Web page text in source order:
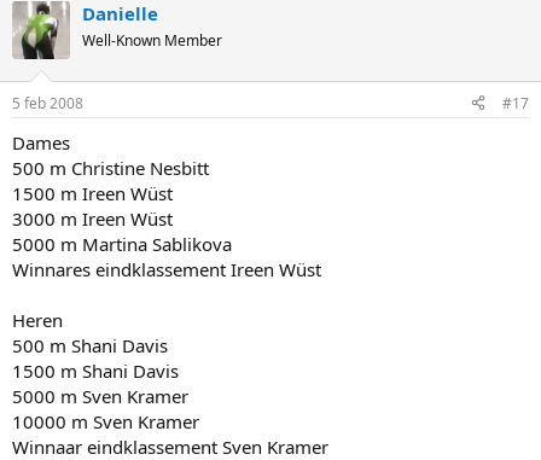
Danielle
Well-Known Member
5 feb 2008 #17
Dames
500 m Christine Nesbitt
1500 m Ireen Wüst
3000 m Ireen Wüst
5000 m Martina Sablikova
Winnares eindklassement Ireen Wüst
Heren
500 m Shani Davis
1500 m Shani Davis
5000 m Sven Kramer
10000 m Sven Kramer
Winnaar eindklassement Sven Kramer